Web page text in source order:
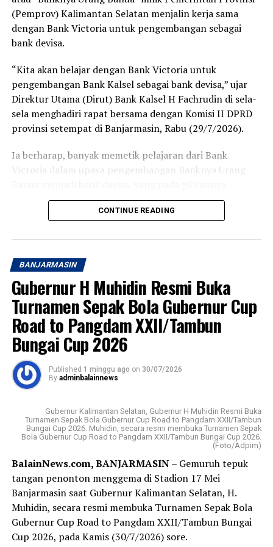
terasa ramah serta membantu.
Bagi sebagian orang, membuka rekening mungkin
langkah awal yang penuh makna. Tabungan Haji bukan
sekadar buku tabungan, melainkan ikhtiar kecil untuk
mendekatkan diri pada impian besar, yaitu memenuhi
panggilan Allah SWT ke Tanah Suci.
yang baik serta program yang mendorong masyarakat
untuk mulai mempersiapkan ibadah haji sejak dini.
dan membawa saya menuju kesempatan menunaikan
ibadah haji pada waktu yang telah Allah tetapkan.
Post Views: 16
Sebarkan
WhatsApp 0 Facebook 0
Messenger 0
(Pemprov) Kalimantan Selatan menjalin kerja sama
dengan Bank Victoria untuk pengembangan sebagai
bank devisa.
“Kita akan belajar dengan Bank Victoria untuk
pengembangan Bank Kalsel sebagai bank devisa,” ujar
Direktur Utama (Dirut) Bank Kalsel H Fachrudin di sela-
sela menghadiri rapat bersama dengan Komisi II DPRD
provinsi setempat di Banjarmasin, Rabu (29/7/2026).
Ia berharap, banyak memetik pelajaran dari Bank
Victoria dalam upaya pengembangan Banknya Urang
kemanfaatannya bagi pembangunan daerah dan
Peluncuran Bsnk Kalsel sebagai bank devisa 17 Juni 2026
atau mengawali Tahun Baru Islam, Muharram 1448
Hijriah.
PT Bank Kalsel sebelumnya bernama Bank
Pembangunan Daerah (BPD) berdiri 25 Maret 1964
dengan kepemilikan atau pemegang saham pemerintah
provinsi (Pemprov) dan pemerintah kabupaten/kota
(Pemkab/Pemkot) provinsi setempat.
Visi Badan Usaha Milik Daerah (BUMD) Pemprov Kalsel
terpercaya dengan memberikan pelayanan terbaik
kepada masyarakat.
Sementara misinya ;menjadi penggerak perekonomian
daerah, memberikan nilai tambah bagi pemegang saham,
serta menyediakan layanan perbankan berkualitas.
Sedangkan produk Bank Kalsel meliputi layanan
tabungan, kredit atau pinjaman, serta layanan khusus
seperti Tabungan Banua, Kredit Multiguna Plus, dan
CONTINUE READING
BANJARMASIN
Gubernur H Muhidin Resmi Buka
Turnamen Sepak Bola Gubernur Cup
Road to Pangdam XXII/Tambun
Bungai Cup 2026
Published 1 minggu ago on 30/07/2026
By adminbalainnews
Gubernur Kalimantan Selatan, Gubernur H Muhidin Resmi Buka
Turnamen Sepak Bola Gubernur Cup Road to Pangdam XXII/Tambun
Bungai Cup 2026. Muhidin, secara resmi membuka Turnamen Sepak
Bola Gubernur Cup Road to Pangdam XXII/Tambun Bungai Cup 2026.
(Foto/Adpim)
BalainNews.com, BANJARMASIN– Gemuruh tepuk
tangan penonton menggema di Stadion 17 Mei
Banjarmasin saat Gubernur Kalimantan Selatan, H.
Muhidin, secara resmi membuka Turnamen Sepak Bola
Gubernur Cup Road to Pangdam XXII/Tambun Bungai
Cup 2026, pada Kamis (30/7/2026) sore.